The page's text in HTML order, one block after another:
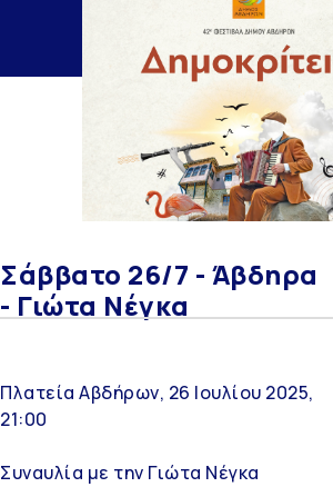
Σάββατο 26/7 - Άβδηρα
- Γιώτα Νέγκα
Πλατεία Αβδήρων, 26 Ιουλίου 2025,
21:00
Συναυλία με την Γιώτα Νέγκα